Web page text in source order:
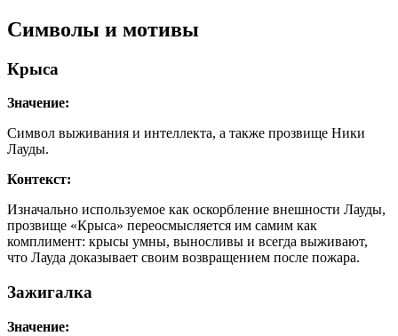
Символы и мотивы
Крыса
Значение:
Символ выживания и интеллекта, а также прозвище Ники
Лауды.
Контекст:
Изначально используемое как оскорбление внешности Лауды,
прозвище «Крыса» переосмысляется им самим как
комплимент: крысы умны, выносливы и всегда выживают,
что Лауда доказывает своим возвращением после пожара.
Зажигалка
Значение: